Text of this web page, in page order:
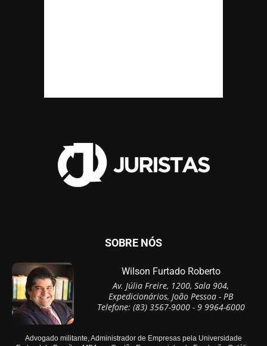
SOBRE NÓS
Wilson Furtado Roberto
Av. Júlia Freire, 1200, Sala 904,
Expedicionários, João Pessoa - PB
Telefone: (83) 3567-9000 - 9 9964-6000
Advogado militante, Administrador de Empresas pela Universidade